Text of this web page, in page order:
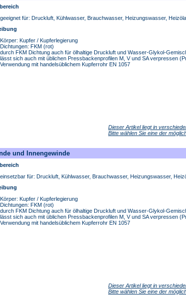
geeignet für: Druckluft, Kühlwasser, Brauchwasser, Heizungswasser,
Körper: Kupfer / Kupferlegierung
Dichtungen: FKM (rot)
durch FKM Dichtung auch für ölhaltige Druckluft und Wasser-Glykol-
lässt sich auch mit üblichen Pressbackenprofilen M, V und SA verpressen
Verwendung mit handelsüblichem Kupferrohr EN 1057
Dieser Artikel liegt in
Bitte wählen Sie eine der
und Innengewinde
einsetzbar für: Druckluft, Kühlwasser, Brauchwasser, Heizungswasser,
Körper: Kupfer / Kupferlegierung
Dichtungen: FKM (rot)
durch FKM Dichtung auch für ölhaltige Druckluft und Wasser-Glykol-
lässt sich auch mit üblichen Pressbackenprofilen M, V und SA verpressen
Verwendung mit handelsüblichem Kupferrohr EN 1057
Dieser Artikel liegt in
Bitte wählen Sie eine der